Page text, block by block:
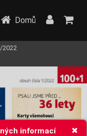
informací
Domů
2022